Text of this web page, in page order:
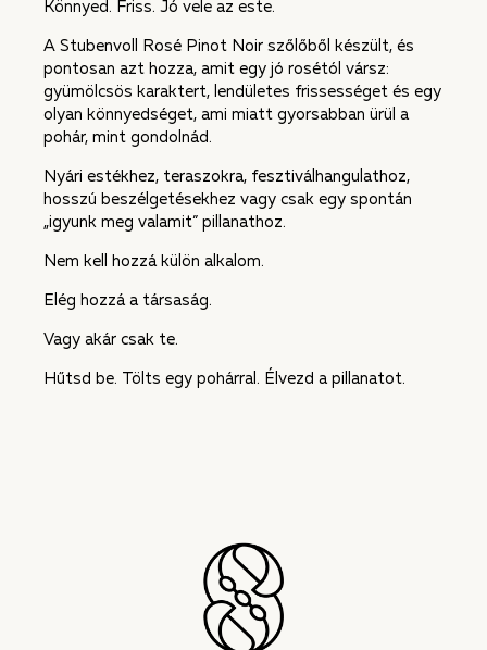
Könnyed. Friss. Jó vele az este.
A Stubenvoll Rosé Pinot Noir szőlőből készült, és
pontosan azt hozza, amit egy jó rosétól vársz:
gyümölcsös karaktert, lendületes frissességet és egy
olyan könnyedséget, ami miatt gyorsabban ürül a
pohár, mint gondolnád.
Nyári estékhez, teraszokra, fesztiválhangulathoz,
hosszú beszélgetésekhez vagy csak egy spontán
„igyunk meg valamit” pillanathoz.
Nem kell hozzá külön alkalom.
Elég hozzá a társaság.
Vagy akár csak te.
Hűtsd be. Tölts egy pohárral. Élvezd a pillanatot.